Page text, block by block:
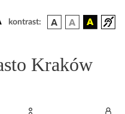
kontrast:
Kraków